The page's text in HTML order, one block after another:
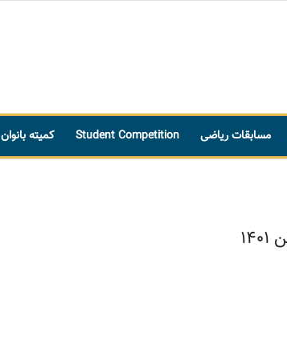
مسابقات ریاضی Student Competition کمیته بانوان